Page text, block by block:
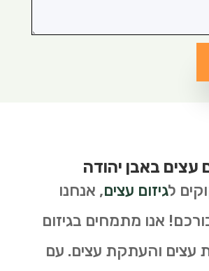
עצים באבן יהודה
לגיזום עצים, אנחנו
אנו מתמחים בגיזום
עצים והעתקת עצים. עם